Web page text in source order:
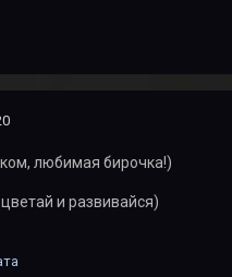
любимая бирочка!)
и развивайся)